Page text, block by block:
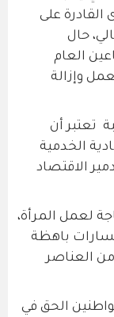
القادرة على
حال
العام
وإزالة
تعتبر أن
الخدمية
الاقتصاد
لعمل المرأة،
باهظة
العناصر
الحق في